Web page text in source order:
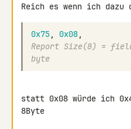
Reich es wenn ich dazu
0x75, 0x08,
Report Size(8) =
byte
statt 0x08 würde ich
8Byte